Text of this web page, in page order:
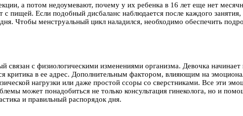
а потом недоумевают, почему у их ребенка в 16 лет еще нет
пищей. Если подобный дисбаланс наблюдается после каждого
Чтобы менструальный цикл наладился, необходимо обеспечить
связан с физиологическими изменениями организма. Девочка
критика в ее адрес. Дополнительным фактором, влияющим на
нагрузки или даже простой ссоры со сверстниками. Все эти
может понадобиться не только консультация гинеколога, но и
и правильный распорядок дня.